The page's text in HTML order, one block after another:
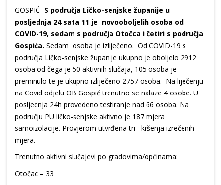
GOSPIĆ- S područja Ličko-senjske županije u
posljednja 24 sata 11 je novooboljelih osoba od
COVID-19, sedam s područja Otočca i četiri s područja
Gospića. Sedam osoba je izliječeno. Od COVID-19 s
područja Ličko-senjske županije ukupno je oboljelo 2912
osoba od čega je 50 aktivnih slučaja, 105 osoba je
preminulo te je ukupno izliječeno 2757 osoba. Na liječenju
na Covid odjelu OB Gospić trenutno se nalaze 4 osobe. U
posljednja 24h provedeno testiranje nad 66 osoba. Na
području PU ličko-senjske aktivno je 187 mjera
samoizolacije. Provjerom utvrđena tri kršenja izrečenih
mjera.
Trenutno aktivni slučajevi po gradovima/općinama:
Otočac – 33